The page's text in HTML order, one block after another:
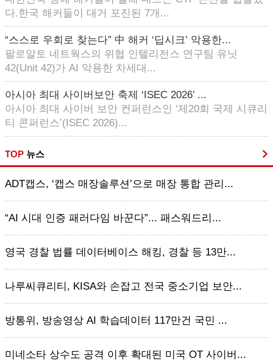
다.한국 해커들이 대거 포진된 7개...
“스스로 우회로 찾는다” 中 해커 ‘딥시크’ 악용한...
팔로알토 네트웍스의 위협 인텔리전스 연구팀 유닛
42(Unit 42)가 AI 악용한 차세대...
아시아 최대 사이버보안 축제 ‘ISEC 2026’ ...
아시아 최대 사이버 보안 컨퍼런스인 ‘제20회 국제 시큐리
티 콘퍼런스’(ISEC 2026)...
TOP 뉴스
ADT캡스, ‘캡스 매장솔루션’으로 매장 통합 관리...
“AI 시대 인증 패러다임 바꾼다”... 패스워드리...
영국 경찰 법률 데이터베이스 해킹, 경찰 등 13만...
나루씨큐리티, KISA와 손잡고 전국 중소기업 보안...
방통위, 방송영상 AI 학습데이터 117만건 국민 ...
미네소타 상수도 공격 이후 확대된 미국 OT 사이버...